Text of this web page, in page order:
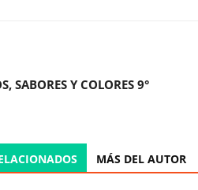
SABORES Y COLORES 9°
MÁS DEL AUTOR